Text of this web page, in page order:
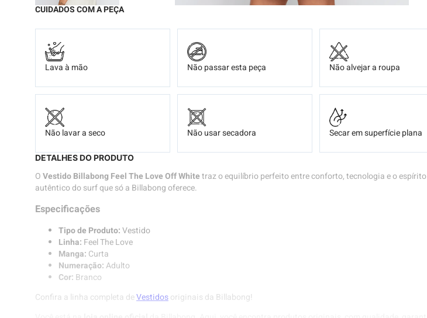
CUIDADOS COM A PEÇA
Lava à mão Não passar esta peça Não alvejar a roupa
Não lavar a seco Não usar secadora Secar em superfície plana
DETALHES DO PRODUTO
OVestido Billabong Feel The Love Off Whitetraz o equilíbrio perfeito entre conforto, tecnologia e o espírito
autêntico do surf que só a Billabong oferece.
Especificações
Tipo de Produto:Vestido
Linha: Feel The Love
Manga: Curta
Numeração:Adulto
Cor: Branco
Confira a linha completa deVestidosoriginais da Billabong!